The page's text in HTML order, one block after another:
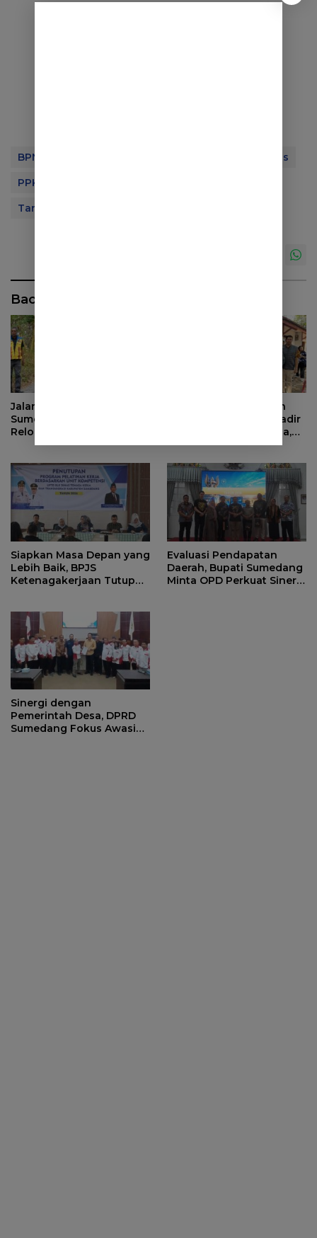
BPN Sumedang
Kuasa Hukum Ahli Waris
PPK Lahan
Tanah Diserobot
Baca Juga
Jalan Haurpapak di Surian
Sumedang Terus Ambles,
Relokasi Terkendala Izin
Kementerian Kehutanan
BPJS Ketenagakerjaan
dan Pemprov Jabar Hadir
untuk Keluarga Pekerja,
Serahkan Manfaat kepada
Siapkan Masa Depan yang
Lebih Baik, BPJS
Ketenagakerjaan Tutup
Evaluasi Pendapatan
Daerah, Bupati Sumedang
Minta OPD Perkuat Sinergi
Sinergi dengan
Pemerintah Desa, DPRD
Sumedang Fokus Awasi